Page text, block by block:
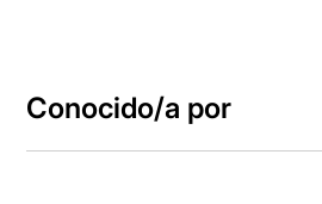
Conocido/a por